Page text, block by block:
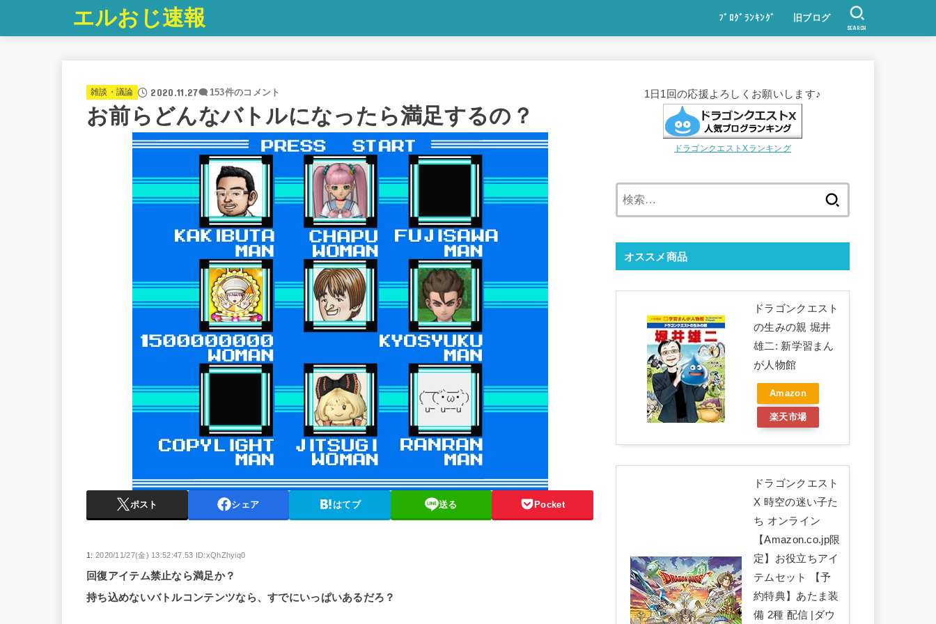
エルおじ速報 ﾌﾞﾛｸﾞﾗﾝｷﾝｸﾞ 旧ブログ
SEARCH
雑談・議論 2020.11.27 153件のコメント
お前らどんなバトルになったら満足するの？
ポスト シェア はてブ 送る Pocket
1: 2020/11/27(金) 13:52:47.53 ID:xQhZhyiq0
回復アイテム禁止なら満足か？
持ち込めないバトルコンテンツなら、すでにいっぱいあるだろ？
1日1回の応援よろしくお願いします♪
ドラゴンクエストXランキング
オススメ商品
ドラゴンクエスト
の生みの親 堀井
雄二: 新学習まん
が人物館
Amazon
楽天市場
ドラゴンクエスト
X 時空の迷い子た
ち オンライン
【Amazon.co.jp限
定】お役立ちアイ
テムセット 【予
約特典】あたま装
備 2種 配信 |ダウ